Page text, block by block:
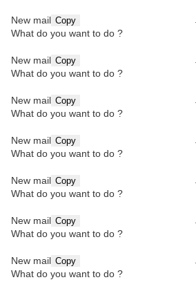
New mail Copy
What do you want to do ?
New mail Copy
What do you want to do ?
New mail Copy
What do you want to do ?
New mail Copy
What do you want to do ?
New mail Copy
What do you want to do ?
New mail Copy
What do you want to do ?
New mail Copy
What do you want to do ?